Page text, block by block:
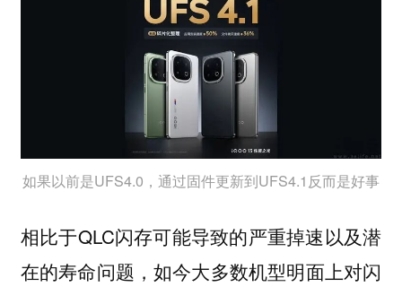
如果以前是UFS4.0，通过固件更新到UFS4.1反而是好事
相比于QLC闪存可能导致的严重掉速以及潜
在的寿命问题，如今大多数机型明面上对闪